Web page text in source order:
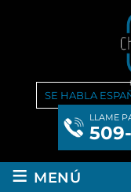
SE HABLA
LLAME
≡ MENÚ